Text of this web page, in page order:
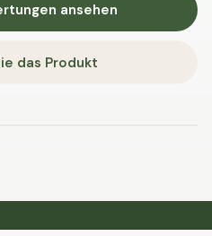
ansehen
das Produkt